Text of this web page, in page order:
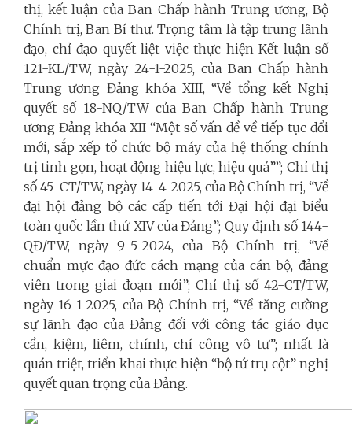
thị, kết luận của Ban Chấp hành Trung ương, Bộ
Chính trị, Ban Bí thư. Trọng tâm là tập trung lãnh
đạo, chỉ đạo quyết liệt việc thực hiện Kết luận số
121-KL/TW, ngày 24-1-2025, của Ban Chấp hành
Trung ương Đảng khóa XIII, “Về tổng kết Nghị
quyết số 18-NQ/TW của Ban Chấp hành Trung
ương Đảng khóa XII “Một số vấn đề về tiếp tục đổi
mới, sắp xếp tổ chức bộ máy của hệ thống chính
trị tinh gọn, hoạt động hiệu lực, hiệu quả””; Chỉ thị
số 45-CT/TW, ngày 14-4-2025, của Bộ Chính trị, “Về
đại hội đảng bộ các cấp tiến tới Đại hội đại biểu
toàn quốc lần thứ XIV của Đảng”; Quy định số 144-
QĐ/TW, ngày 9-5-2024, của Bộ Chính trị, “Về
chuẩn mực đạo đức cách mạng của cán bộ, đảng
viên trong giai đoạn mới”; Chỉ thị số 42-CT/TW,
ngày 16-1-2025, của Bộ Chính trị, “Về tăng cường
sự lãnh đạo của Đảng đối với công tác giáo dục
cần, kiệm, liêm, chính, chí công vô tư”; nhất là
quán triệt, triển khai thực hiện “bộ tứ trụ cột” nghị
quyết quan trọng của Đảng.